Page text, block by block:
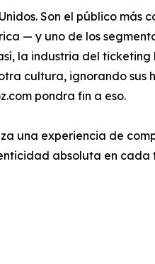
Son el público más
— y uno de los
la industria del
cultura, ignorando sus
pondra fin a eso.
una experiencia de
absoluta en cada